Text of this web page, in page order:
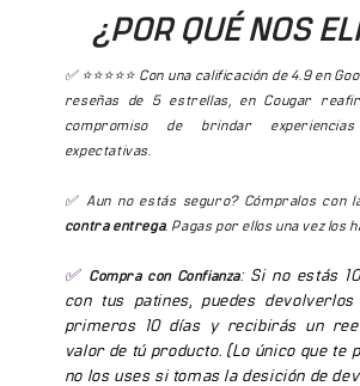
¿POR QUÉ NOS
✅ ⭐⭐⭐⭐⭐ Con una calificación de 4.9 en
reseñas de 5 estrellas, en Cougar
compromiso de brindar
expectativas.
✅ Aun no estás seguro? Cómpralos con
contra entrega. Pagas por ellos una vez los
✅ Compra con Confianza: Si no estás
con tus patines, puedes
primeros 10 días y recibirás un
valor de tú producto. (Lo único que te
no los uses si tomas la desición de